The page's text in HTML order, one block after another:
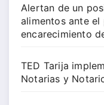
Alertan de un
alimentos ante
encarecimiento
TED Tarija
Notarias y